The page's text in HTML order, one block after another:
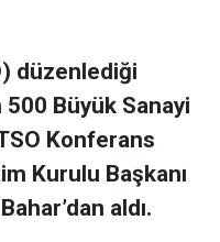
düzenlediği
500 Büyük Sanayi
Konferans
Kurulu Başkanı
aldı.